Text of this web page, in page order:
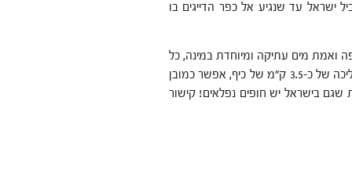
ישראל עד שנגיע אל כפר הדייגים בו
ואמת מים עתיקה ומיוחדת במינה, כל
אלו מצפים לנו על קו החוף שבין ג'סר א-זרקא לקיסריה. מדובר בהליכה של כ-3.5 ק"מ של כיף, אפשר כמובן
בישראל יש חופים נפלאים! קישור